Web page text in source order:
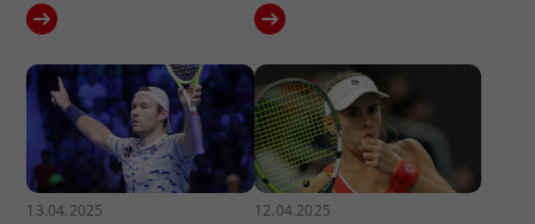
13.04.2025 12.04.2025